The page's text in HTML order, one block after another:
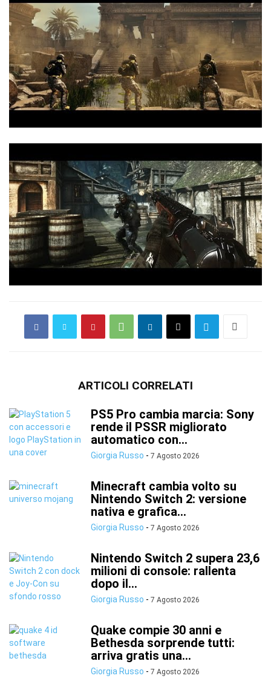
ARTICOLI CORRELATI
PS5 Pro cambia marcia: Sony
rende il PSSR migliorato
automatico con...
Giorgia Russo - 7 Agosto 2026
Minecraft cambia volto su
Nintendo Switch 2: versione
nativa e grafica...
Giorgia Russo - 7 Agosto 2026
Nintendo Switch 2 supera 23,6
milioni di console: rallenta
dopo il...
Giorgia Russo - 7 Agosto 2026
Quake compie 30 anni e
Bethesda sorprende tutti:
arriva gratis una...
Giorgia Russo - 7 Agosto 2026